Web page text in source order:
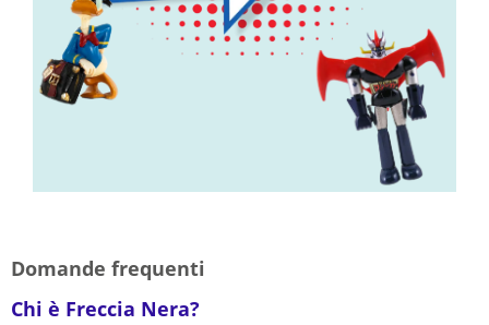
Domande frequenti
Chi è Freccia Nera?